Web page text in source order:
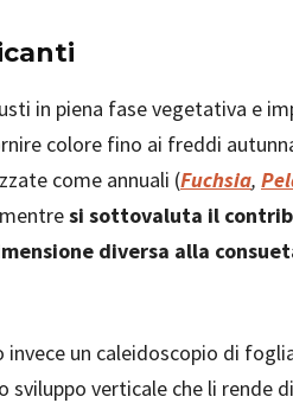
in piena fase vegetativa e
colore fino ai freddi
come annuali (Fuchsia,
si sottovaluta il
diversa alla
invece un caleidoscopio di
verticale che li rende